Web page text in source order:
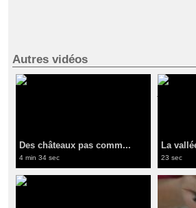
Autres vidéos
Des châteaux pas comm...
4 min 34 sec
La
23 sec